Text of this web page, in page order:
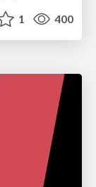
1 400